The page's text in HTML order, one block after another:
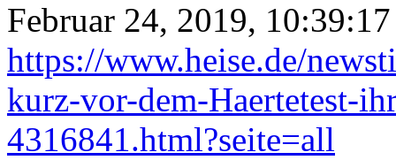
Februar 24, 2019, 10:39:17
https://www.heise.de/
kurz-vor-dem-Haertetest-
4316841.html?seite=all